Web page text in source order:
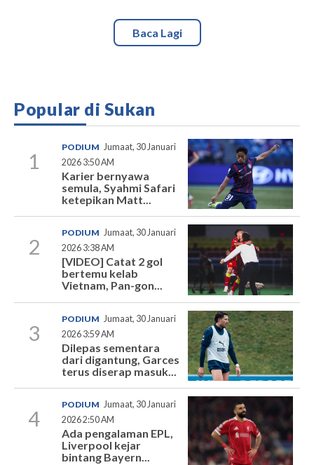
Baca Lagi
Popular di Sukan
1
PODIUM Jumaat, 30 Januari
2026 3:50 AM
Karier bernyawa
semula, Syahmi Safari
ketepikan Matt...
2
PODIUM Jumaat, 30 Januari
2026 3:38 AM
[VIDEO] Catat 2 gol
bertemu kelab
Vietnam, Pan-gon...
3
PODIUM Jumaat, 30 Januari
2026 3:59 AM
Dilepas sementara
dari digantung, Garces
terus diserap masuk...
4
PODIUM Jumaat, 30 Januari
2026 2:50 AM
Ada pengalaman EPL,
Liverpool kejar
bintang Bayern...